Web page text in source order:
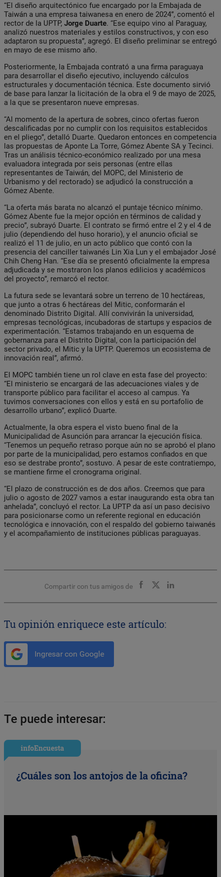
“El diseño arquitectónico fue encargado por la Embajada de
Taiwán a una empresa taiwanesa en enero de 2024”, comentó el
rector de la UPTP, Jorge Duarte. “Ese equipo vino al Paraguay,
analizó nuestros materiales y estilos constructivos, y con eso
adaptaron su propuesta”, agregó. El diseño preliminar se entregó
en mayo de ese mismo año.
Posteriormente, la Embajada contrató a una firma paraguaya
para desarrollar el diseño ejecutivo, incluyendo cálculos
estructurales y documentación técnica. Este documento sirvió
de base para lanzar la licitación de la obra el 9 de mayo de 2025,
a la que se presentaron nueve empresas.
“Al momento de la apertura de sobres, cinco ofertas fueron
descalificadas por no cumplir con los requisitos establecidos
en el pliego”, detalló Duarte. Quedaron entonces en competencia
las propuestas de Aponte La Torre, Gómez Abente SA y Tecinci.
Tras un análisis técnico-económico realizado por una mesa
evaluadora integrada por seis personas (entre ellas
representantes de Taiwán, del MOPC, del Ministerio de
Urbanismo y del rectorado) se adjudicó la construcción a
Gómez Abente.
“La oferta más barata no alcanzó el puntaje técnico mínimo.
Gómez Abente fue la mejor opción en términos de calidad y
precio”, subrayó Duarte. El contrato se firmó entre el 2 y el 4 de
julio (dependiendo del huso horario), y el anuncio oficial se
realizó el 11 de julio, en un acto público que contó con la
presencia del canciller taiwanés Lin Xia Lun y el embajador José
Chih Cheng Han. “Ese día se presentó oficialmente la empresa
adjudicada y se mostraron los planos edilicios y académicos
del proyecto”, remarcó el rector.
La futura sede se levantará sobre un terreno de 10 hectáreas,
que junto a otras 6 hectáreas del Mitic, conformarán el
denominado Distrito Digital. Allí convivirán la universidad,
empresas tecnológicas, incubadoras de startups y espacios de
experimentación. “Estamos trabajando en un esquema de
gobernanza para el Distrito Digital, con la participación del
sector privado, el Mitic y la UPTP. Queremos un ecosistema de
innovación real”, afirmó.
El MOPC también tiene un rol clave en esta fase del proyecto:
“El ministerio se encargará de las adecuaciones viales y de
transporte público para facilitar el acceso al campus. Ya
tuvimos conversaciones con ellos y está en su portafolio de
desarrollo urbano”, explicó Duarte.
Actualmente, la obra espera el visto bueno final de la
Municipalidad de Asunción para arrancar la ejecución física.
“Tenemos un pequeño retraso porque aún no se aprobó el plano
por parte de la municipalidad, pero estamos confiados en que
eso se destrabe pronto”, sostuvo. A pesar de este contratiempo,
se mantiene firme el cronograma original.
“El plazo de construcción es de dos años. Creemos que para
julio o agosto de 2027 vamos a estar inaugurando esta obra tan
anhelada”, concluyó el rector. La UPTP da así un paso decisivo
para posicionarse como un referente regional en educación
tecnológica e innovación, con el respaldo del gobierno taiwanés
y el acompañamiento de instituciones públicas paraguayas.
Compartir con tus amigos de
Tu opinión enriquece este artículo:
Ingresar con Google
Te puede interesar:
infoEncuesta
¿Cuáles son los antojos de la oficina?